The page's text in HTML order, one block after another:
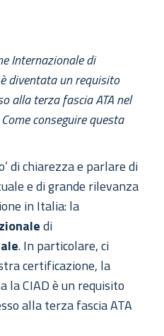
Internazionale di
diventata un requisito
alla terza fascia ATA nel
conseguire questa
di chiarezza e parlare di
e di grande rilevanza
in Italia: la
di
. In particolare, ci
certificazione, la
la CIAD è un requisito
alla terza fascia ATA